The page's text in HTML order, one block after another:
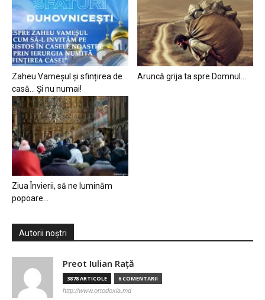
Zaheu Vameșul și sfințirea de
casă… Și nu numai!
Aruncă grija ta spre Domnul…
Ziua Învierii, să ne luminăm
popoare…
Autorii noștri
Preot Iulian Raţă
3878 ARTICOLE 6 COMENTARII
http://www.ortodoxia.md